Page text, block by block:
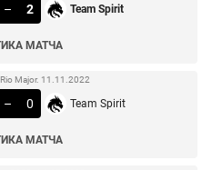
– 2 Team Spirit
МАТЧА
Major. 11.11.2022
– 0 Team Spirit
МАТЧА